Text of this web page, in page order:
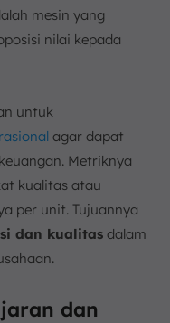
mesin yang
nilai kepada
untuk
agar dapat
Metriknya
kualitas atau
per unit. Tujuannya
dan kualitas dalam
dan